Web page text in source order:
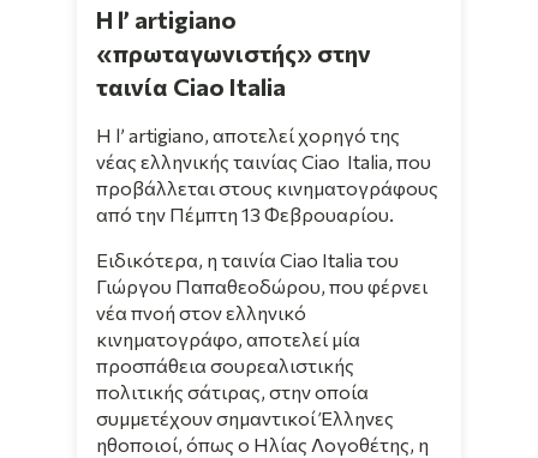
Η l’ artigiano
«πρωταγωνιστής» στην
ταινία Ciao Italia
H l’ artigiano, αποτελεί χορηγό της
νέας ελληνικής ταινίας Ciao Italia, που
προβάλλεται στους κινηματογράφους
από την Πέμπτη 13 Φεβρουαρίου.
Ειδικότερα, η ταινία Ciao Italia του
Γιώργου Παπαθεοδώρου, που φέρνει
νέα πνοή στον ελληνικό
κινηματογράφο, αποτελεί μία
προσπάθεια σουρεαλιστικής
πολιτικής σάτιρας, στην οποία
συμμετέχουν σημαντικοί Έλληνες
ηθοποιοί, όπως ο Ηλίας Λογοθέτης, η